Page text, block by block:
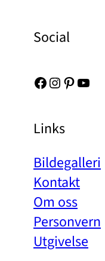
Social
Facebook Instagram Pinterest YouTube
Links
Bildegalleri
Kontakt
Om oss
Personvern
Utgivelse